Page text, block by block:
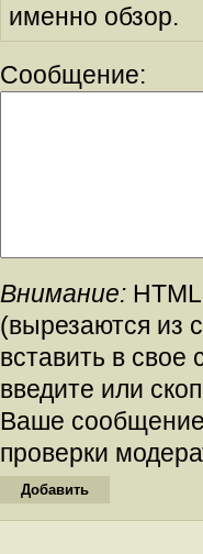
именно обзор.
Сообщение:
Внимание:
(вырезаются из
вставить в
введите или
Ваше
проверки